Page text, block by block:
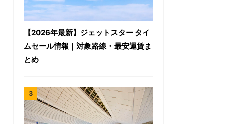
【2026年最新】ジェットスター タイ
ムセール情報｜対象路線・最安運賃ま
とめ